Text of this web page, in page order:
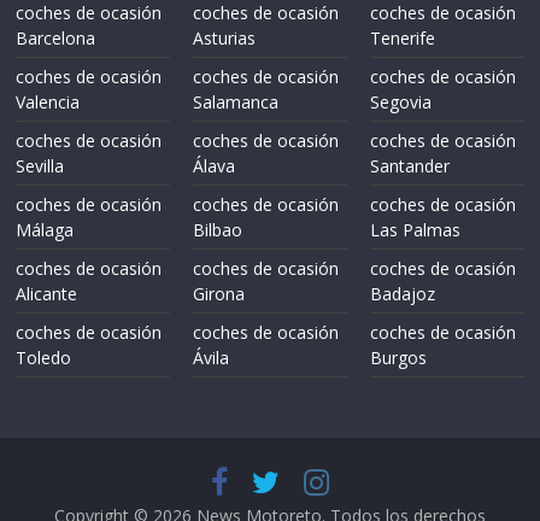
coches de ocasión
Barcelona
coches de ocasión
Valencia
coches de ocasión
Sevilla
coches de ocasión
Málaga
coches de ocasión
Alicante
coches de ocasión
Toledo
coches de ocasión
Asturias
coches de ocasión
Salamanca
coches de ocasión
Álava
coches de ocasión
Bilbao
coches de ocasión
Girona
coches de ocasión
Ávila
coches de ocasión
Tenerife
coches de ocasión
Segovia
coches de ocasión
Santander
coches de ocasión
Las Palmas
coches de ocasión
Badajoz
coches de ocasión
Burgos
Copyright © 2026 News Motoreto. Todos los derechos